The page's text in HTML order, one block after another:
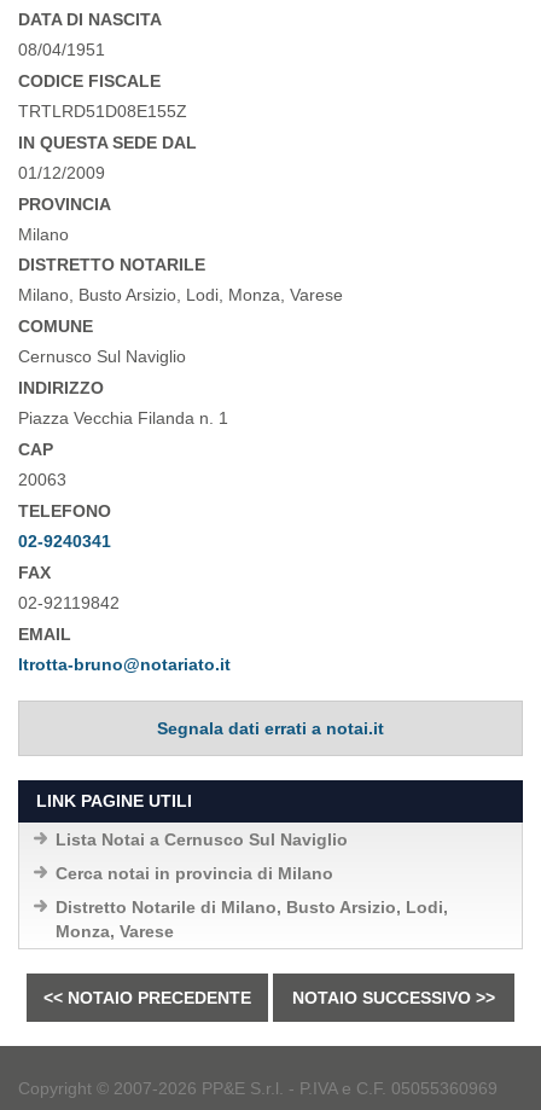
DATA DI NASCITA
08/04/1951
CODICE FISCALE
TRTLRD51D08E155Z
IN QUESTA SEDE DAL
01/12/2009
PROVINCIA
Milano
DISTRETTO NOTARILE
Milano, Busto Arsizio, Lodi, Monza, Varese
COMUNE
Cernusco Sul Naviglio
INDIRIZZO
Piazza Vecchia Filanda n. 1
CAP
20063
TELEFONO
02-9240341
FAX
02-92119842
EMAIL
ltrotta-bruno@notariato.it
Segnala dati errati a notai.it
LINK PAGINE UTILI
Lista Notai a Cernusco Sul Naviglio
Cerca notai in provincia di Milano
Distretto Notarile di Milano, Busto Arsizio, Lodi,
Monza, Varese
<< NOTAIO PRECEDENTE NOTAIO SUCCESSIVO >>
Copyright © 2007-2026 PP&E S.r.l. - P.IVA e C.F. 05055360969